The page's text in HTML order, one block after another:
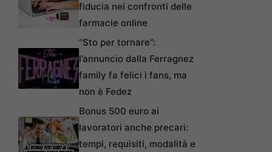
fiducia nei confronti delle
farmacie online
“Sto per tornare”:
l’annuncio dalla Ferragnez
family fa felici i fans, ma
non è Fedez
Bonus 500 euro ai
lavoratori anche precari:
tempi, requisiti, modalità e